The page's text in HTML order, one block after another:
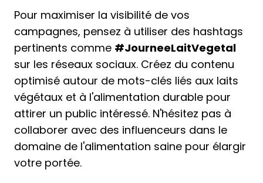
Pour maximiser la visibilité de vos
campagnes, pensez à utiliser des hashtags
pertinents comme #JourneeLaitVegetal
sur les réseaux sociaux. Créez du contenu
optimisé autour de mots-clés liés aux laits
végétaux et à l'alimentation durable pour
attirer un public intéressé. N'hésitez pas à
collaborer avec des influenceurs dans le
domaine de l'alimentation saine pour élargir
votre portée.